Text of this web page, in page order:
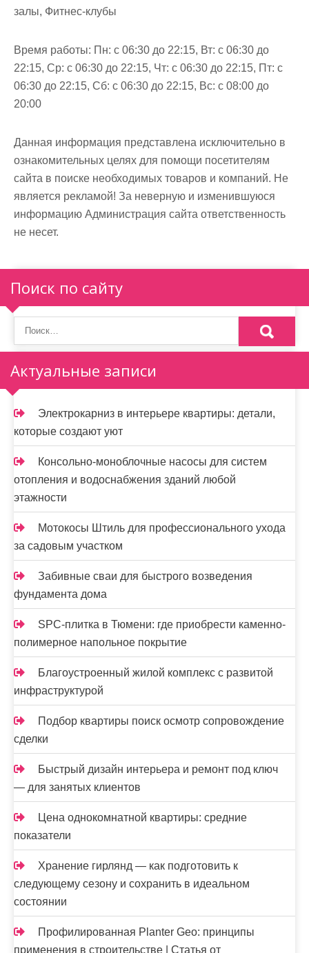
залы, Фитнес-клубы
Время работы: Пн: с 06:30 до 22:15, Вт: с 06:30 до
22:15, Ср: с 06:30 до 22:15, Чт: с 06:30 до 22:15, Пт: с
06:30 до 22:15, Сб: с 06:30 до 22:15, Вс: с 08:00 до
20:00
Данная информация представлена исключительно в
ознакомительных целях для помощи посетителям
сайта в поиске необходимых товаров и компаний. Не
является рекламой! За неверную и изменившуюся
информацию Администрация сайта ответственность
не несет.
Поиск по сайту
Актуальные записи
Электрокарниз в интерьере квартиры: детали,
которые создают уют
Консольно-моноблочные насосы для систем
отопления и водоснабжения зданий любой
этажности
Мотокосы Штиль для профессионального ухода
за садовым участком
Забивные сваи для быстрого возведения
фундамента дома
SPC-плитка в Тюмени: где приобрести каменно-
полимерное напольное покрытие
Благоустроенный жилой комплекс с развитой
инфраструктурой
Подбор квартиры поиск осмотр сопровождение
сделки
Быстрый дизайн интерьера и ремонт под ключ
— для занятых клиентов
Цена однокомнатной квартиры: средние
показатели
Хранение гирлянд — как подготовить к
следующему сезону и сохранить в идеальном
состоянии
Профилированная Planter Geo: принципы
применения в строительстве | Статья от